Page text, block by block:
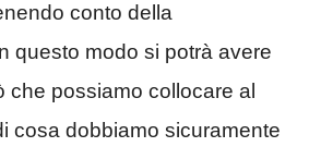
conto della
questo modo si potrà avere
che possiamo collocare al
cosa dobbiamo sicuramente